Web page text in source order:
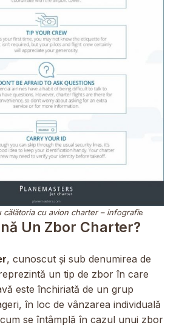
călătoria cu avion charter – infografie
Un Zbor Charter?
, cunoscut și sub denumirea de
un tip de zbor în care
este închiriată de un grup
în loc de vânzarea individuală
se întâmplă în cazul unui zbor